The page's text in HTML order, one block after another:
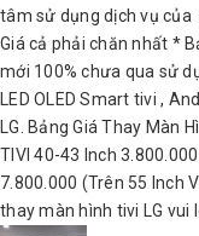
tâm sử dụng dịch vụ
Giá cả phải chăn nhất *
mới 100% chưa qua sử
LED OLED Smart tivi ,
LG. Bảng Giá Thay Màn
TIVI 40-43 Inch
7.800.000 (Trên 55 Inch
thay màn hình tivi LG vui